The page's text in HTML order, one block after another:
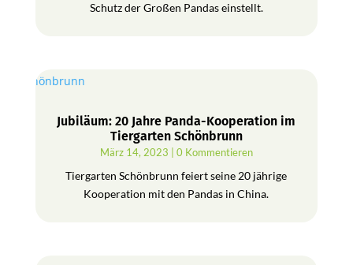
Schutz der Großen Pandas einstellt.
Jubiläum: 20 Jahre Panda-Kooperation im
Tiergarten Schönbrunn
März 14, 2023 | 0 Kommentieren
Tiergarten Schönbrunn feiert seine 20 jährige
Kooperation mit den Pandas in China.